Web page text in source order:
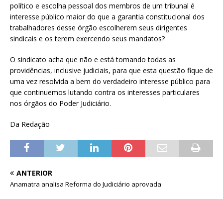
político e escolha pessoal dos membros de um tribunal é
interesse público maior do que a garantia constitucional dos
trabalhadores desse órgão escolherem seus dirigentes
sindicais e os terem exercendo seus mandatos?
O sindicato acha que não e está tomando todas as
providências, inclusive judiciais, para que esta questão fique de
uma vez resolvida a bem do verdadeiro interesse público para
que continuemos lutando contra os interesses particulares
nos órgãos do Poder Judiciário.
Da Redação
ANTERIOR
Anamatra analisa Reforma do Judiciário aprovada